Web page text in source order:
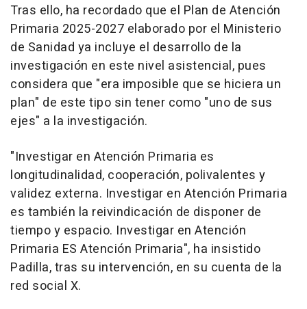
Tras ello, ha recordado que el Plan de Atención
Primaria 2025-2027 elaborado por el Ministerio
de Sanidad ya incluye el desarrollo de la
investigación en este nivel asistencial, pues
considera que "era imposible que se hiciera un
plan" de este tipo sin tener como "uno de sus
ejes" a la investigación.
"Investigar en Atención Primaria es
longitudinalidad, cooperación, polivalentes y
validez externa. Investigar en Atención Primaria
es también la reivindicación de disponer de
tiempo y espacio. Investigar en Atención
Primaria ES Atención Primaria", ha insistido
Padilla, tras su intervención, en su cuenta de la
red social X.